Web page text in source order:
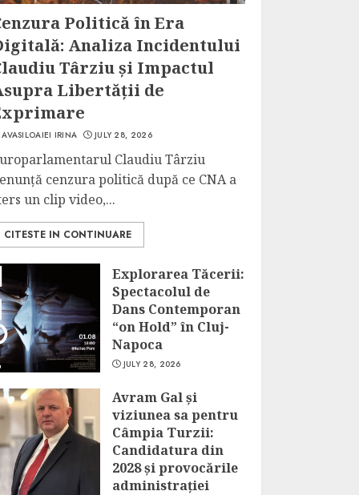
Politică în Era
Analiza Incidentului
Târziu și Impactul
Libertății de
AVASILOAIEI IRINA JULY 28, 2026
Claudiu Târziu
cenzura politică după ce CNA a
un clip video,...
CITESTE IN CONTINUARE
Explorarea Tăcerii:
Spectacolul de
Dans Contemporan
“on Hold” în Cluj-
Napoca
JULY 28, 2026
Avram Gal și
viziunea sa pentru
Câmpia Turzii:
Candidatura din
2028 și provocările
administrației